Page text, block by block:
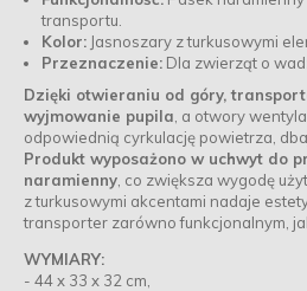
transportu.
Kolor: Jasnoszary z turkusowymi
Przeznaczenie: Dla zwierząt o
Dzięki otwieraniu od góry,
wyjmowanie pupila , a otwory
odpowiednią cyrkulację powietrza,
Produkt wyposażono w uchwyt do
naramienny , co zwiększa wygodę
z turkusowymi akcentami nadaje
transporter zarówno funkcjonalnym,
WYMIARY:
- 44 x 33 x 32 cm,